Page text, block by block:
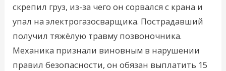
скрепил груз, из-за чего он сорвался с крана и
упал на электрогазосварщика. Пострадавший
получил тяжёлую травму позвоночника.
Механика признали виновным в нарушении
правил безопасности, он обязан выплатить 15